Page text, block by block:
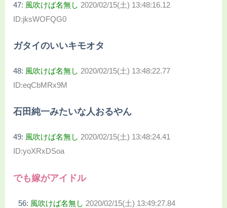
47: 風吹けば名無し 2020/02/15(土) 13:48:16.12
ID:jksWOFQG0
ガタイのいいキモオタ
48: 風吹けば名無し 2020/02/15(土) 13:48:22.77
ID:eqCbMRx9M
石田純一みたいな人おるやん
49: 風吹けば名無し 2020/02/15(土) 13:48:24.41
ID:yoXRxDSoa
でも嫁がアイドル
56: 風吹けば名無し 2020/02/15(土) 13:49:27.84